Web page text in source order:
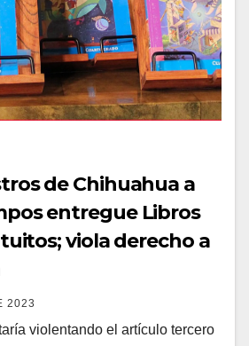
de Chihuahua a
entregue Libros
viola derecho a
2023
violentando el artículo tercero